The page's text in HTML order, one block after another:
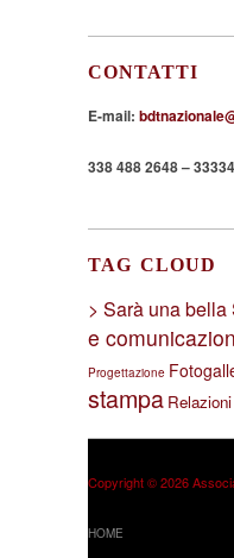
CONTATTI
E-mail:
338 488 2648 –
TAG CLOUD
> Sarà una bella
e
Progettazione
stampa
Copyright © 2026
HOME